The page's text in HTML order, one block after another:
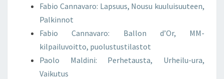
Fabio Cannavaro: Lapsuus, Nousu kuuluisuuteen,
Palkinnot
Fabio Cannavaro: Ballon d’Or, MM-
kilpailuvoitto, puolustustilastot
Paolo Maldini: Perhetausta, Urheilu-ura,
Vaikutus